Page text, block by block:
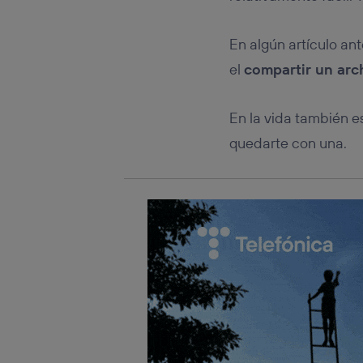
En algún artículo
el compartir un
En la vida también
quedarte con una.
Puedes
Para